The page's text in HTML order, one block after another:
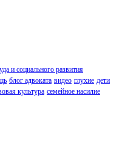
и социального развития
блог адвоката видео глухие дети
культура семейное насилие